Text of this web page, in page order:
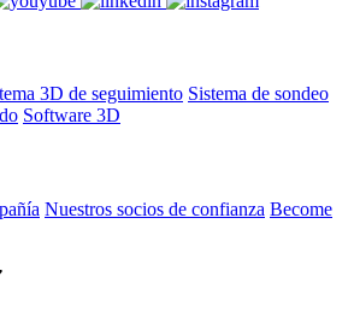
3D de seguimiento Sistema de sondeo
Software 3D
Nuestros socios de confianza Become